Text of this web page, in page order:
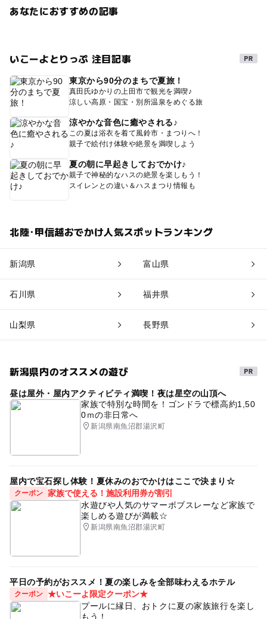
あなたにおすすめの記事
いこーよとりっぷ 注目記事
東京から90分のまちで夏旅！
真田氏ゆかりの上田市で観光を満喫♪
涼しい高原・国宝・別所温泉をめぐる旅
涼やかな音色に癒やされる♪
この夏は浴衣を着て風鈴市・まつりへ！
親子で絵付け体験や絶景を満喫しよう
夏の朝に早起きしておでかけ♪
親子で神秘的なハスの絶景を楽しもう！
スイレンとの違い＆ハスまつり情報も
北陸･甲信越おでかけ人気スポットランキング
新潟県 富山県
石川県 福井県
山梨県 長野県
新潟県内のオススメの遊び
昼は屋外・屋内アクティビティ満喫！夜は星空の山頂へ
家族で特別な時間を！ゴンドラで標高約1,50
0ｍの非日常へ
新潟県南魚沼郡湯沢町
屋内で宝石探し体験！夏休みのおでかけはここで決まり☆
クーポン 家族で使える！施設利用券が割引
水遊びや人気のサマーボブスレーなど家族で
楽しめる遊びが満載☆
新潟県南魚沼郡湯沢町
平日の予約がおススメ！夏の楽しみを全部味わえるホテル
クーポン ★いこーよ限定クーポン★
プールに縁日、おトクに夏の家族旅行を楽し
もう！